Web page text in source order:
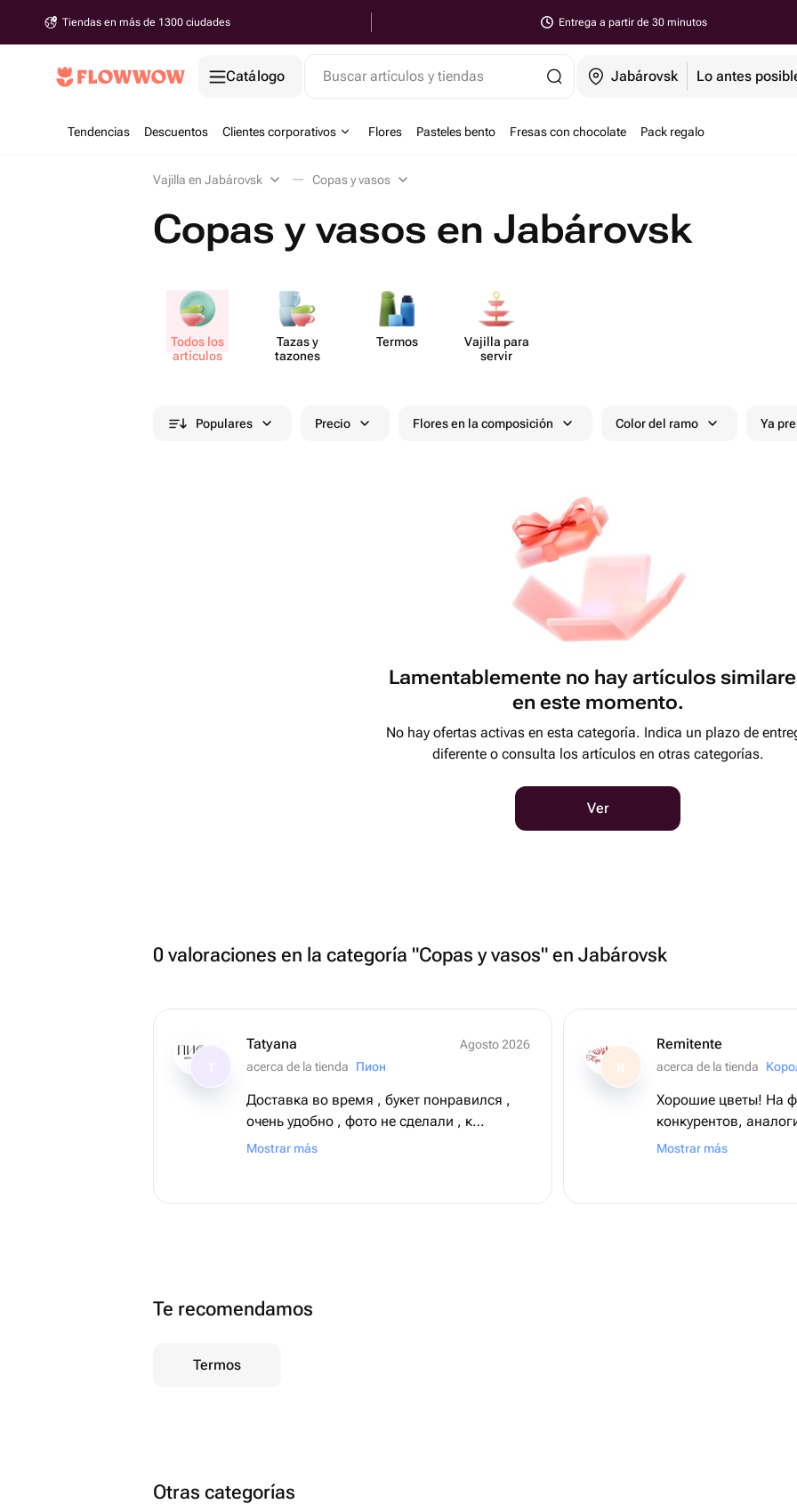
Tiendas en más de 1300 ciudades Entrega a partir de 30 minutos
Catálogo Buscar artículos y tiendas Jabárovsk Lo antes
Tendencias Descuentos Clientes corporativos Flores Pasteles bento Fresas con chocolate Pack regalo
Vajilla en Jabárovsk Copas y vasos
Copas y vasos en Jabárovsk
Todos los
artículos
Tazas y
tazones
Termos
Vajilla para
servir
Populares Precio Flores en la composición Color del ramo Ya
Lamentablemente no hay artículos
en este momento.
No hay ofertas activas en esta categoría. Indica un plazo de
diferente o consulta los artículos en otras categorías.
Ver
0 valoraciones en la categoría "Copas y vasos" en Jabárovsk
Tatyana
Agosto 2026
acerca de la tienda
Пион
Доставка во время , букет понравился ,
очень удобно , фото не сделали , к
сожалению , так радовались
Mostrar más
R
Remitente
acerca de la tienda
Хорошие цветы! На
конкурентов,
осыпался за 2 дня,
Mostrar más
Te recomendamos
Termos
Otras categorías